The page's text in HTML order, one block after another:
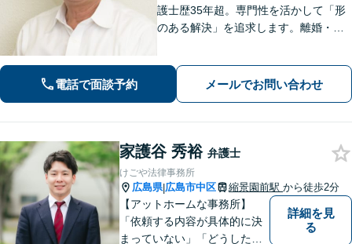
護士歴35年超。専門性を活かして「形
のある解決」を追求します。離婚・債
話しやすい弁護士に是非ご相談くださ
い。（合同庁舎内郵便局近く）
電話で面談予約 メールでお問い合わせ
家護谷 秀裕 弁護士
けごや法律事務所
広島県|広島市中区 縮景園前駅 から徒歩2分
【アットホームな事務所】
「依頼する内容が具体的に決
まっていない」「どうしたら
詳細を見
る